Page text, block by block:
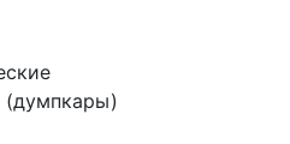
(думпкары)